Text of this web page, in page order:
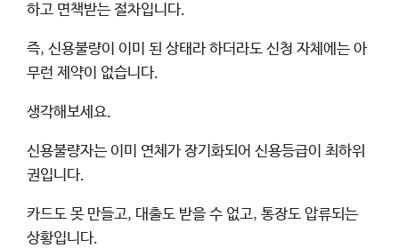
하고 면책받는 절차입니다.
즉, 신용불량이 이미 된 상태라 하더라도 신청 자체에는 아
무런 제약이 없습니다.
생각해보세요.
신용불량자는 이미 연체가 장기화되어 신용등급이 최하위
권입니다.
카드도 못 만들고, 대출도 받을 수 없고, 통장도 압류되는
상황입니다.